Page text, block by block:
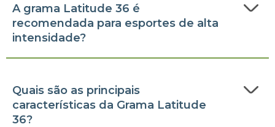
A grama Latitude 36 é
recomendada para esportes de alta
intensidade?
Quais são as principais
características da Grama Latitude
36?